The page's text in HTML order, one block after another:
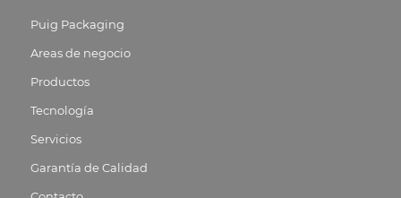
Puig Packaging
Areas de negocio
Productos
Tecnología
Servicios
Garantía de Calidad